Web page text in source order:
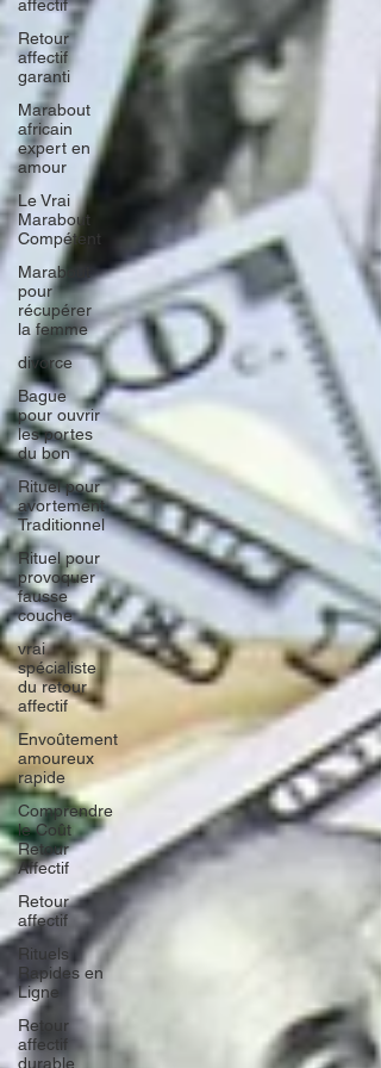
affectif
Retour
affectif
garanti
Marabout
africain
expert en
amour
Le Vrai
Marabout
Compétent
Marabout
pour
récupérer
la femme
divorce
Bague
pour ouvrir
les portes
du bon
Rituel pour
avortement
Traditionnel
Rituel pour
provoquer
fausse
couche
vrai
spécialiste
du retour
affectif
Envoûtement
amoureux
rapide
Comprendre
le Coût
Retour
Affectif
Retour
affectif
Rituels
Rapides en
Ligne
Retour
affectif
durable